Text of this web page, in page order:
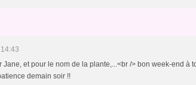
Jane, et pour le nom de la plante,...<br /> bon week-end à
demain soir !!